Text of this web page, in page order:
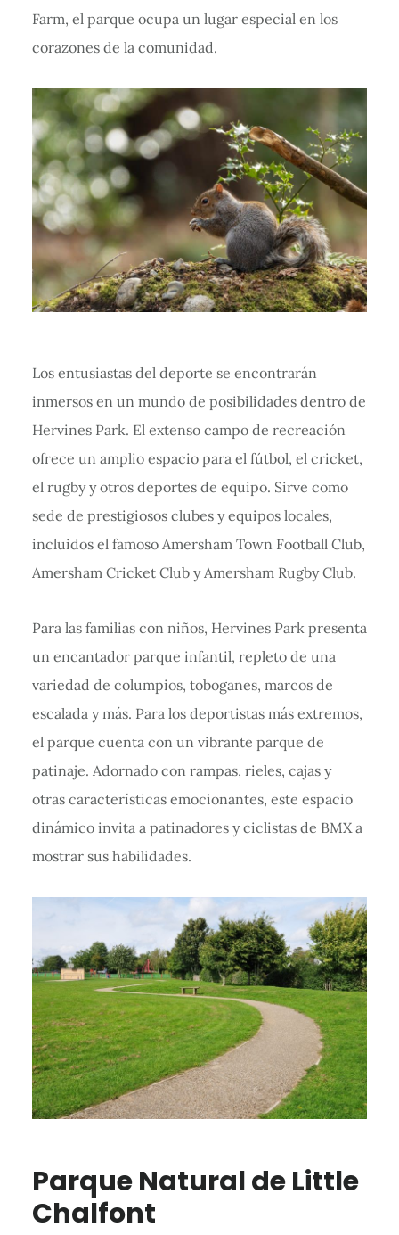
Farm, el parque ocupa un lugar especial en los
corazones de la comunidad.
Los entusiastas del deporte se encontrarán
inmersos en un mundo de posibilidades dentro de
Hervines Park. El extenso campo de recreación
ofrece un amplio espacio para el fútbol, el cricket,
el rugby y otros deportes de equipo. Sirve como
sede de prestigiosos clubes y equipos locales,
incluidos el famoso Amersham Town Football Club,
Amersham Cricket Club y Amersham Rugby Club.
Para las familias con niños, Hervines Park presenta
un encantador parque infantil, repleto de una
variedad de columpios, toboganes, marcos de
escalada y más. Para los deportistas más extremos,
el parque cuenta con un vibrante parque de
patinaje. Adornado con rampas, rieles, cajas y
otras características emocionantes, este espacio
dinámico invita a patinadores y ciclistas de BMX a
mostrar sus habilidades.
Parque Natural de Little
Chalfont